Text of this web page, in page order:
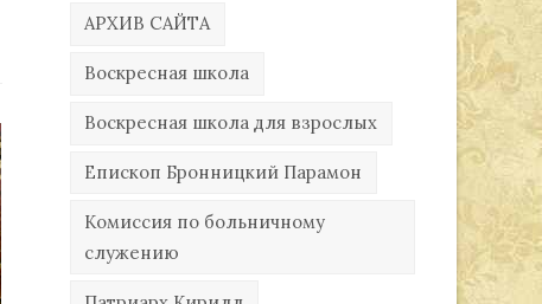
АРХИВ САЙТА
Воскресная школа
Воскресная школа для взрослых
Епископ Бронницкий Парамон
Комиссия по больничному
служению